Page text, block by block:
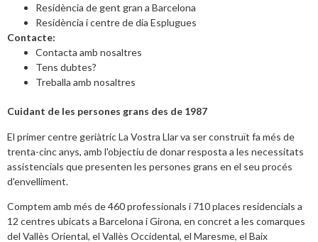
Residència de gent gran a Barcelona
Residència i centre de dia Esplugues
Contacte:
Contacta amb nosaltres
Tens dubtes?
Treballa amb nosaltres
Cuidant de les persones grans des de 1987
El primer centre geriàtric La Vostra Llar va ser construït fa més de
trenta-cinc anys, amb l'objectiu de donar resposta a les necessitats
assistencials que presenten les persones grans en el seu procés
d'envelliment.
Comptem amb més de 460 professionals i 710 places residencials a
12 centres ubicats a Barcelona i Girona, en concret a les comarques
del Vallès Oriental, el Vallès Occidental, el Maresme, el Baix